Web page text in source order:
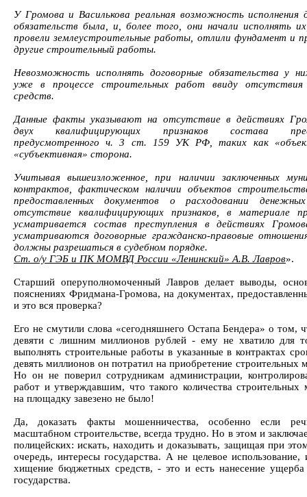
У Громова и Василькова реальная возможность исполнения
обязательств была, и, более того, они начали исполнять
провели землеустроительные работы, отлили фундамент и
другие строительный работы.
Невозможность исполнять договорные обязательства у
уже в процессе строительных работ ввиду отсутствия
средств.
Данные факты указывают на отсутствие в действиях
двух квалифицирующих признаков состава
предусмотренного ч. 3 ст. 159 УК РФ, таких как
«субъективная» сторона.
Учитывая вышеизложенное, при наличии заключенных
контрактов, фактическом наличии объектов
предоставленных документов о расходовании
отсутствие квалифицирующих признаков, в материале
усматривается состав преступления в действиях
усматриваются договорные гражданско-правовые
должны разрешаться в судебном порядке.
Ст. о/у ГЭБ и ПК МОМВД России «Ленинский» А.В. Лавров».
Старший оперуполномоченный Лавров делает выводы,
пояснениях Фридмана-Громова, на документах,
и это вся проверка?
Его не смутили слова «сегодняшнего Остапа Бендера» о том,
девяти с лишним миллионов рублей - ему не хватило для
выполнять строительные работы в указанные в контрактах
девять миллионов он потратил на приобретение строительных
Но он не поверил сотрудникам администрации,
работ и утверждавшим, что такого количества строительных
на площадку завезено не было!
Да, доказать факты мошенничества, особенно если
масштабном строительстве, всегда трудно. Но в этом и
полицейских: искать, находить и доказывать, защищая при
очередь, интересы государства. А не целевое использование,
хищение бюджетных средств, - это и есть нанесение ущерба
государства.